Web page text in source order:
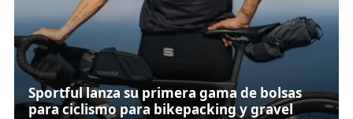
Sportful lanza su primera gama de bolsas
para ciclismo para bikepacking y gravel